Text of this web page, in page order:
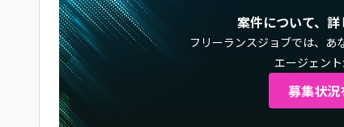
案件について、
フリーランスジョブでは、 あ
エージェン
募集状況